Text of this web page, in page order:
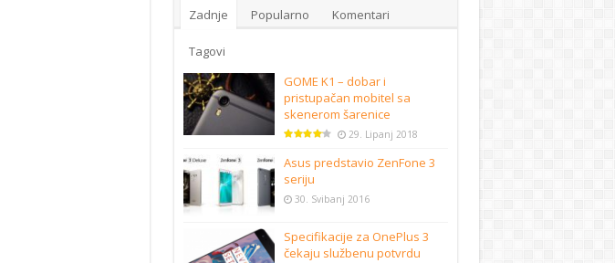
Zadnje Popularno Komentari
Tagovi
GOME K1 – dobar i
pristupačan mobitel sa
skenerom šarenice
29. Lipanj 2018
Asus predstavio ZenFone 3
seriju
30. Svibanj 2016
Specifikacije za OnePlus 3
čekaju službenu potvrdu